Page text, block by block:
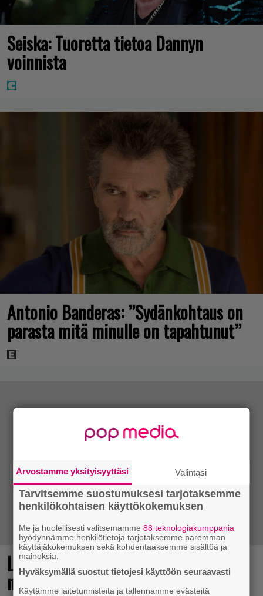
Seiska: Tuoretta tietoa Dannyn
voinnista
Antonio Banderas: ”Sydänkohtaus on
parasta mitä minulle on tapahtunut”
Loistopeli Steamistä maksutta –
mutta pidä kiirettä lataamisen kanssa
Arvostamme yksityisyyttäsi Valintasi
Tarvitsemme suostumuksesi tarjotaksemme
henkilökohtaisen käyttökokemuksen
Me ja huolellisesti valitsemamme88 teknologiakumppania
hyödynnämme henkilötietoja tarjotaksemme paremman
käyttäjäkokemuksen sekä kohdentaaksemme sisältöä ja
mainoksia.
Hyväksymällä suostut tietojesi käyttöön seuraavasti
Käytämme laitetunnisteita ja tallennamme evästeitä